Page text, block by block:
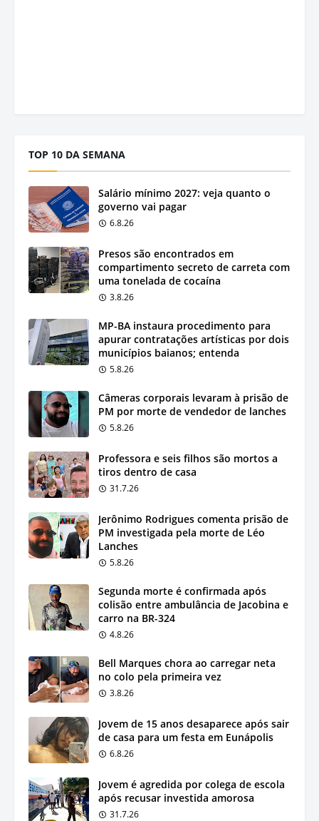
TOP 10 DA SEMANA
Salário mínimo 2027: veja quanto o
governo vai pagar
6.8.26
Presos são encontrados em
compartimento secreto de carreta com
uma tonelada de cocaína
3.8.26
MP-BA instaura procedimento para
apurar contratações artísticas por dois
municípios baianos; entenda
5.8.26
Câmeras corporais levaram à prisão de
PM por morte de vendedor de lanches
5.8.26
Professora e seis filhos são mortos a
tiros dentro de casa
31.7.26
Jerônimo Rodrigues comenta prisão de
PM investigada pela morte de Léo
Lanches
5.8.26
Segunda morte é confirmada após
colisão entre ambulância de Jacobina e
carro na BR-324
4.8.26
Bell Marques chora ao carregar neta
no colo pela primeira vez
3.8.26
Jovem de 15 anos desaparece após sair
de casa para um festa em Eunápolis
6.8.26
Jovem é agredida por colega de escola
após recusar investida amorosa
31.7.26